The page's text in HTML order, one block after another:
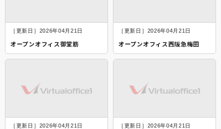
［更新日］2026年04月21日
オープンオフィス御堂筋
［更新日］2026年04月21日
オープンオフィス西阪急梅田
［更新日］2026年04月21日 ［更新日］2026年04月21日